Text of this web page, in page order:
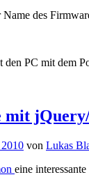
Name des
den PC mit dem
mit
von Lukas
eine